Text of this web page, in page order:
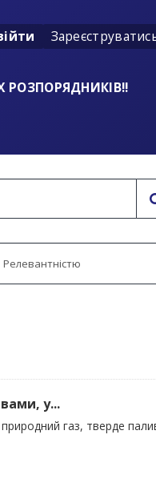
РОЗПОРЯДНИКІВ!!
у...
газ, тверде